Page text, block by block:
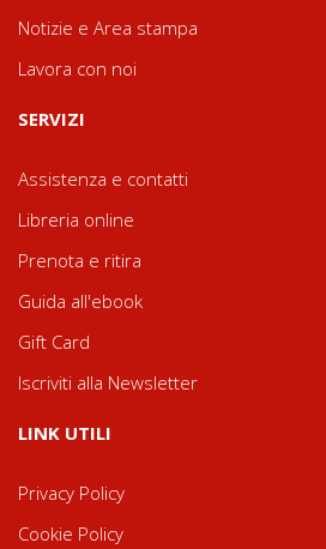
Notizie e Area stampa
Lavora con noi
SERVIZI
Assistenza e contatti
Libreria online
Prenota e ritira
Guida all'ebook
Gift Card
Iscriviti alla Newsletter
LINK UTILI
Privacy Policy
Cookie Policy